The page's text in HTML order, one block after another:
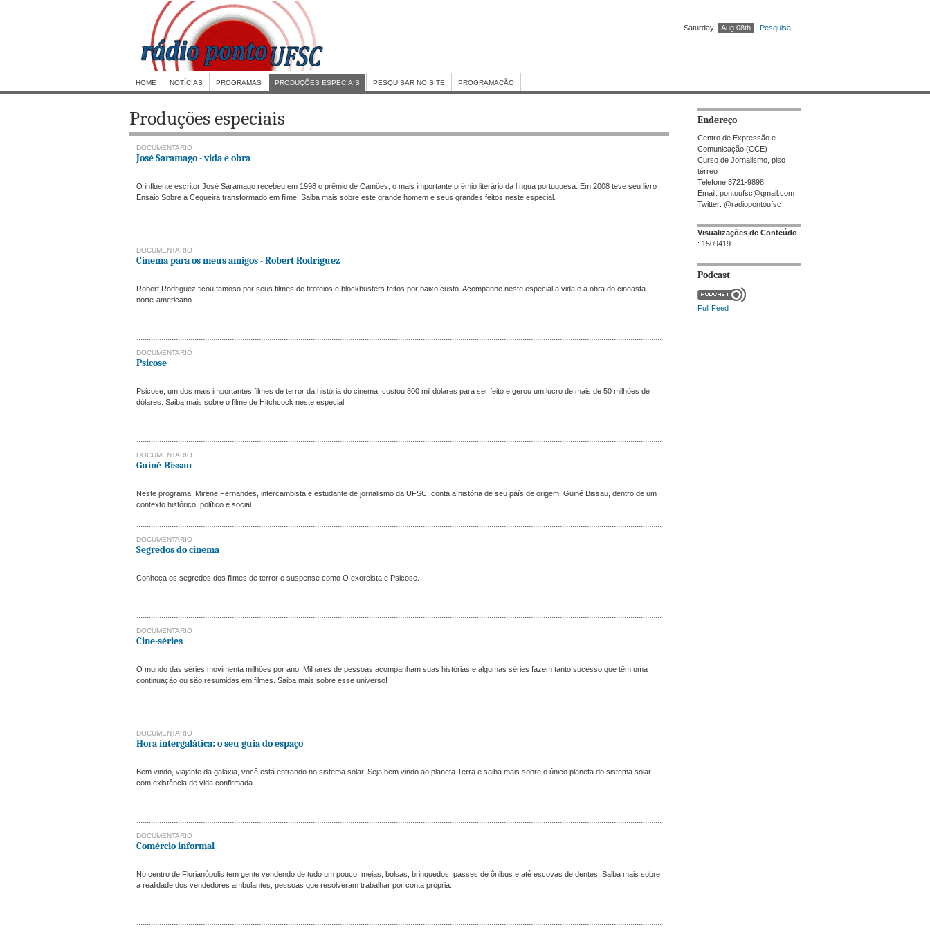
Saturday Aug 08th Pesquisa
HOME NOTÍCIAS PROGRAMAS PRODUÇÕES ESPECIAIS PESQUISAR NO SITE PROGRAMAÇÃO
Produções especiais
DOCUMENTARIO
José Saramago - vida e obra
O influente escritor José Saramago recebeu em 1998 o prêmio de Camões, o mais importante prêmio literário da língua portuguesa. Em 2008 teve seu livro
Ensaio Sobre a Cegueira transformado em filme. Saiba mais sobre este grande homem e seus grandes feitos neste especial.
DOCUMENTARIO
Cinema para os meus amigos - Robert Rodriguez
Robert Rodriguez ficou famoso por seus filmes de tiroteios e blockbusters feitos por baixo custo. Acompanhe neste especial a vida e a obra do cineasta
norte-americano.
DOCUMENTARIO
Psicose
Psicose, um dos mais importantes filmes de terror da história do cinema, custou 800 mil dólares para ser feito e gerou um lucro de mais de 50 milhões de
dólares. Saiba mais sobre o filme de Hitchcock neste especial.
DOCUMENTARIO
Guiné-Bissau
Neste programa, Mirene Fernandes, intercambista e estudante de jornalismo da UFSC, conta a história de seu país de origem, Guiné Bissau, dentro de um
contexto histórico, político e social.
DOCUMENTARIO
Segredos do cinema
Conheça os segredos dos filmes de terror e suspense como O exorcista e Psicose.
DOCUMENTARIO
Cine-séries
O mundo das séries movimenta milhões por ano. Milhares de pessoas acompanham suas histórias e algumas séries fazem tanto sucesso que têm uma
continuação ou são resumidas em filmes. Saiba mais sobre esse universo!
DOCUMENTARIO
Hora intergalática: o seu guia do espaço
Bem vindo, viajante da galáxia, você está entrando no sistema solar. Seja bem vindo ao planeta Terra e saiba mais sobre o único planeta do sistema solar
com existência de vida confirmada.
DOCUMENTARIO
Comércio informal
No centro de Florianópolis tem gente vendendo de tudo um pouco: meias, bolsas, brinquedos, passes de ônibus e até escovas de dentes. Saiba mais sobre
a realidade dos vendedores ambulantes, pessoas que resolveram trabalhar por conta própria.
Endereço
Centro de Expressão e
Comunicação (CCE)
Curso de Jornalismo, piso
térreo
Telefone 3721-9898
Email: pontoufsc@gmail.com
Twitter: @radiopontoufsc
Visualizações de Conteúdo
: 1509419
Podcast
Full Feed